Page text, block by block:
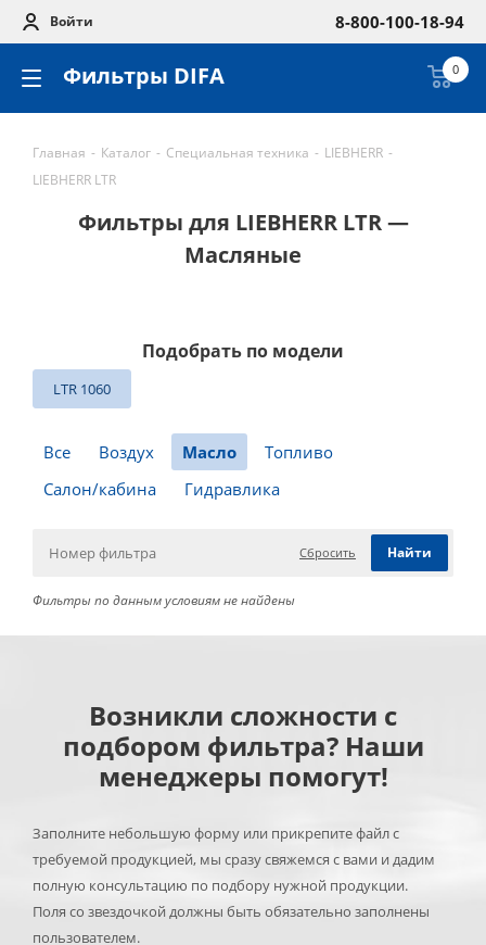
Войти 8-800-100-18-94
Фильтры DIFA 0
Главная - Каталог - Специальная техника - LIEBHERR -
LIEBHERR LTR
Фильтры для LIEBHERR LTR —
Масляные
Подобрать по модели
LTR 1060
Все Воздух Масло
Топливо
Салон/кабина
Гидравлика
Сбросить
Фильтры по данным условиям не найдены
Возникли сложности с
подбором фильтра? Наши
менеджеры помогут!
Заполните небольшую форму или прикрепите файл с
требуемой продукцией, мы сразу свяжемся с вами и дадим
полную консультацию по подбору нужной продукции.
Поля со звездочкой должны быть обязательно заполнены
пользователем.